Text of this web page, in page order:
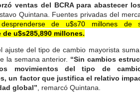
ventas del BCRA para abastecer
Quintana. Fuentes privadas del
de u$s70 millones de
u$s285,890 millones.
del tipo de cambio mayorista suma
la semana anterior. “Sin cambios
movimientos del tipo de
un factor que justifica el relativo
global” , remarcó Quintana.